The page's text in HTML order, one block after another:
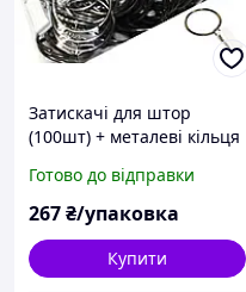
Затискачі для штор
(100шт) + металеві кільця
Готово до відправки
267₴/упаковка
Купити